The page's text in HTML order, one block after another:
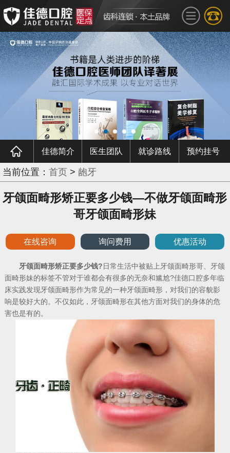
佳德简介 医生团队 就诊路线 预约挂号
当前位置： 首页 > 龅牙
牙颌面畸形矫正要多少钱—不做牙颌面畸形
哥牙颌面畸形妹
在线咨询 询问费用 优惠活动
牙颌面畸形矫正要多少钱?日常生活中被贴上牙颌面畸形哥、牙颌
面畸形妹的标签不管对于谁都会有很多的无奈和尴尬?佳德口腔多年临
床实践发现牙颌面畸形作为常见的一种牙颌面畸形，对我们的容貌影
响是较好大的。不仅如此，牙颌面畸形在其他方面对我们的身体的危
害也是有的。